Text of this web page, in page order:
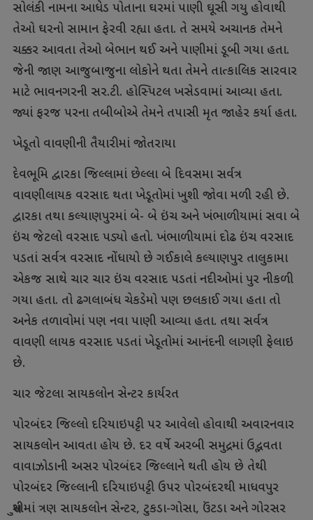
સોલંકી નામના આધેડ પોતાના ઘરમાં પાણી ઘૂસી ગયુ હોવાથી
તેઓ ઘરનો સામાન ફેરવી રહ્યા હતા. તે સમયે અચાનક તેમને
ચક્કર આવતા તેઓ બેભાન થઈ અને પાણીમાં ડૂબી ગયા હતા.
જેની જાણ આજુબાજુના લોકોને થતા તેમને તાત્કાલિક સારવાર
માટે ભાવનગરની સર.ટી. હોસ્પિટલ ખસેડવામાં આવ્યા હતા.
જ્યાં ફરજ પરના તબીબોએ તેમને તપાસી મૃત જાહેર કર્યા હતા.
ખેડૂતો વાવણીની તૈયારીમાં જોતરાયા
દેવભૂમિ દ્વારકા જિલ્લામાં છેલ્લા બે દિવસમા સર્વત્ર
વાવણીલાયક વરસાદ થતા ખેડૂતોમાં ખુશી જોવા મળી રહી છે.
દ્વારકા તથા કલ્યાણપુરમાં બે- બે ઇંચ અને ખંભાળીયામાં સવા બે
ઇંચ જેટલો વરસાદ પડ્યો હતો. ખંભાળીયામાં દોઢ ઇંચ વરસાદ
પડતાં સર્વત્ર વરસાદ નોંધાયો છે ગઈકાલે કલ્યાણપુર તાલુકામા
એકજ સાથે ચાર ચાર ઇંચ વરસાદ પડતાં નદીઓમાં પુર નીકળી
ગયા હતા. તો ઢગલાબંધ ચેકડેમો પણ છલકાઈ ગયા હતા તો
અનેક તળાવોમાં પણ નવા પાણી આવ્યા હતા. તથા સર્વત્ર
વાવણી લાયક વરસાદ પડતાં ખેડૂતોમાં આનંદની લાગણી ફેલાઇ
છે.
ચાર જેટલા સાયકલોન સેન્ટર કાર્યરત
પોરબંદર જિલ્લો દરિયાઇપટ્ટી પર આવેલો હોવાથી અવારનવાર
સાયકલોન આવતા હોય છે. દર વર્ષે અરબી સમુદ્રમાં ઉદ્ભવતા
વાવાઝોડાની અસર પોરબંદર જિલ્લાને થતી હોય છે તેથી
પોરબંદર જિલ્લાની દરિયાઇપટ્ટી ઉપર પોરબંદરથી માધવપુર
સુધીમાં ત્રણ સાયકલોન સેન્ટર, ટુકડા-ગોસા, ઉંટડા અને ગોરસર